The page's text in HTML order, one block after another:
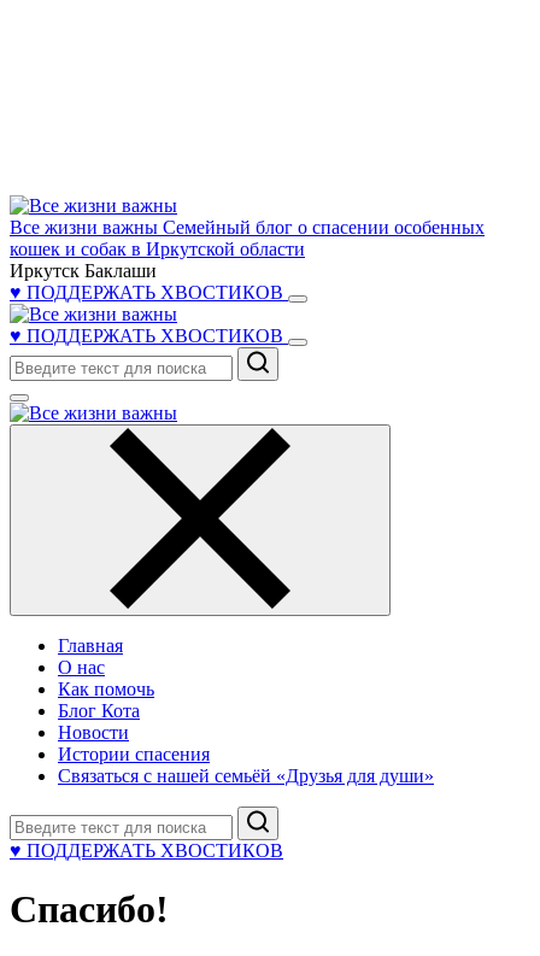
Все жизни важны Семейный блог о спасении особенных
кошек и собак в Иркутской области
Иркутск Баклаши
♥ ПОДДЕРЖАТЬ ХВОСТИКОВ
♥ ПОДДЕРЖАТЬ ХВОСТИКОВ
Поиск
Главная
О нас
Как помочь
Блог Кота
Новости
Истории спасения
Связаться с нашей семьёй «Друзья для души»
Поиск
♥ ПОДДЕРЖАТЬ ХВОСТИКОВ
Спасибо!